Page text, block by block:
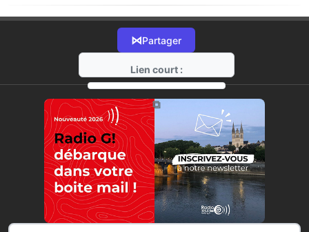
⋈Partager
Lien court :
https://radio-g.fr?15672
⧉